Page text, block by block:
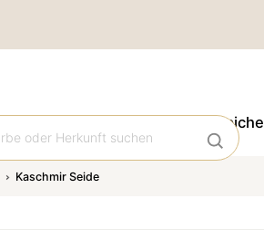
Orientteppiche
Kaschmir Seide